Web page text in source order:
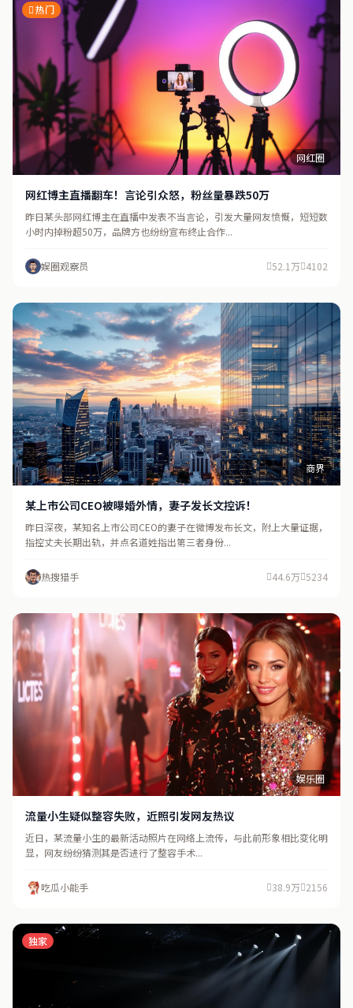
热门
网红圈
网红博主直播翻车！言论引众怒，粉丝量暴跌50万
昨日某头部网红博主在直播中发表不当言论，引发大量网友愤慨，短短数
小时内掉粉超50万，品牌方也纷纷宣布终止合作...
娱圈观察员 52.1万 4102
商界
某上市公司CEO被曝婚外情，妻子发长文控诉！
昨日深夜，某知名上市公司CEO的妻子在微博发布长文，附上大量证据，
指控丈夫长期出轨，并点名道姓指出第三者身份...
热搜猎手 44.6万 5234
娱乐圈
流量小生疑似整容失败，近照引发网友热议
近日，某流量小生的最新活动照片在网络上流传，与此前形象相比变化明
显，网友纷纷猜测其是否进行了整容手术...
吃瓜小能手 38.9万 2156
独家